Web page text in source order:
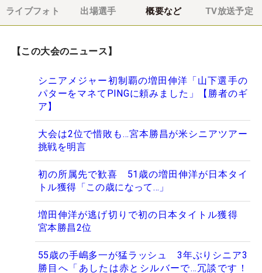
ライブフォト 出場選手 概要など TV放送予定
【この大会のニュース】
シニアメジャー初制覇の増田伸洋「山下選手の
パターをマネてPINGに頼みました」【勝者のギ
ア】
大会は2位で惜敗も…宮本勝昌が米シニアツアー
挑戦を明言
初の所属先で歓喜 51歳の増田伸洋が日本タイ
トル獲得「この歳になって…」
増田伸洋が逃げ切りで初の日本タイトル獲得
宮本勝昌2位
55歳の手嶋多一が猛ラッシュ 3年ぶりシニア3
勝目へ「あしたは赤とシルバーで…冗談です！